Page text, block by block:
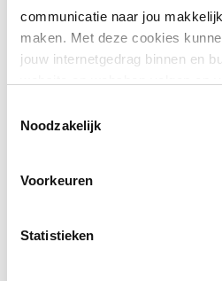
communicatie naar jou
maken. Met deze cookies
jouw internetgedrag binnen en
communicatie aan jouw
Noodzakelijk
Voorkeuren
Statistieken
Geschikt voor
nismontage
Inbouwbreedte deur
Materiaal deur
Sfeerbeeldimage/jpeg,
Exploded_view image/
Pictogram